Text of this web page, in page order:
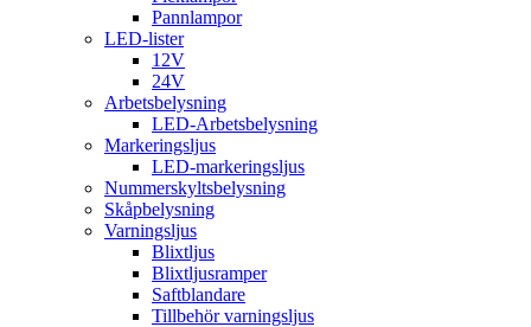
Pannlampor
LED-lister
12V
24V
Arbetsbelysning
LED-Arbetsbelysning
Markeringsljus
LED-markeringsljus
Nummerskyltsbelysning
Skåpbelysning
Varningsljus
Blixtljus
Blixtljusramper
Saftblandare
Tillbehör varningsljus